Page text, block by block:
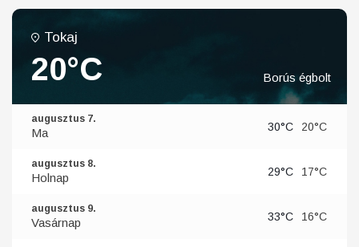
Tokaj
20°C Borús égbolt
augusztus 7.
Ma 30°C 20°C
augusztus 8.
Holnap 29°C 17°C
augusztus 9.
Vasárnap 33°C 16°C